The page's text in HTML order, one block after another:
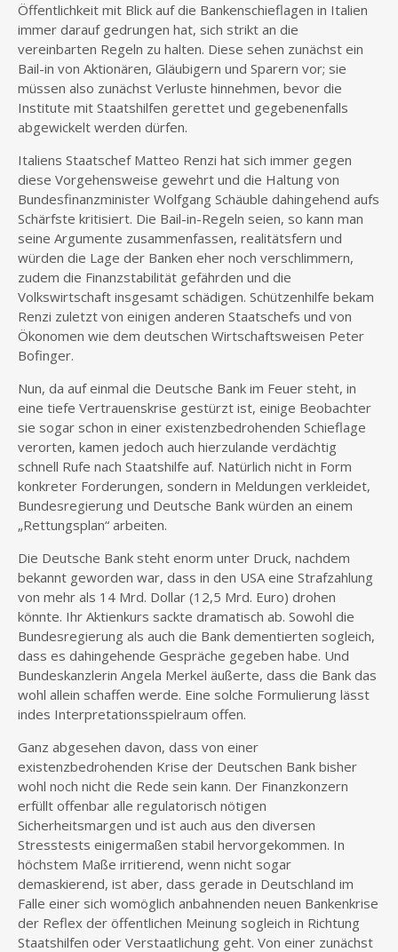
Öffentlichkeit mit Blick auf die Bankenschieflagen in Italien
immer darauf gedrungen hat, sich strikt an die
vereinbarten Regeln zu halten. Diese sehen zunächst ein
Bail-in von Aktionären, Gläubigern und Sparern vor; sie
müssen also zunächst Verluste hinnehmen, bevor die
Institute mit Staatshilfen gerettet und gegebenenfalls
abgewickelt werden dürfen.
Italiens Staatschef Matteo Renzi hat sich immer gegen
diese Vorgehensweise gewehrt und die Haltung von
Bundesfinanzminister Wolfgang Schäuble dahingehend aufs
Schärfste kritisiert. Die Bail-in-Regeln seien, so kann man
seine Argumente zusammenfassen, realitätsfern und
würden die Lage der Banken eher noch verschlimmern,
zudem die Finanzstabilität gefährden und die
Volkswirtschaft insgesamt schädigen. Schützenhilfe bekam
Renzi zuletzt von einigen anderen Staatschefs und von
Ökonomen wie dem deutschen Wirtschaftsweisen Peter
Bofinger.
Nun, da auf einmal die Deutsche Bank im Feuer steht, in
eine tiefe Vertrauenskrise gestürzt ist, einige Beobachter
sie sogar schon in einer existenzbedrohenden Schieflage
verorten, kamen jedoch auch hierzulande verdächtig
schnell Rufe nach Staatshilfe auf. Natürlich nicht in Form
konkreter Forderungen, sondern in Meldungen verkleidet,
Bundesregierung und Deutsche Bank würden an einem
„Rettungsplan“ arbeiten.
Die Deutsche Bank steht enorm unter Druck, nachdem
bekannt geworden war, dass in den USA eine Strafzahlung
von mehr als 14 Mrd. Dollar (12,5 Mrd. Euro) drohen
könnte. Ihr Aktienkurs sackte dramatisch ab. Sowohl die
Bundesregierung als auch die Bank dementierten sogleich,
dass es dahingehende Gespräche gegeben habe. Und
Bundeskanzlerin Angela Merkel äußerte, dass die Bank das
wohl allein schaffen werde. Eine solche Formulierung lässt
indes Interpretationsspielraum offen.
Ganz abgesehen davon, dass von einer
existenzbedrohenden Krise der Deutschen Bank bisher
wohl noch nicht die Rede sein kann. Der Finanzkonzern
erfüllt offenbar alle regulatorisch nötigen
Sicherheitsmargen und ist auch aus den diversen
Stresstests einigermaßen stabil hervorgekommen. In
höchstem Maße irritierend, wenn nicht sogar
demaskierend, ist aber, dass gerade in Deutschland im
Falle einer sich womöglich anbahnenden neuen Bankenkrise
der Reflex der öffentlichen Meinung sogleich in Richtung
Staatshilfen oder Verstaatlichung geht. Von einer zunächst